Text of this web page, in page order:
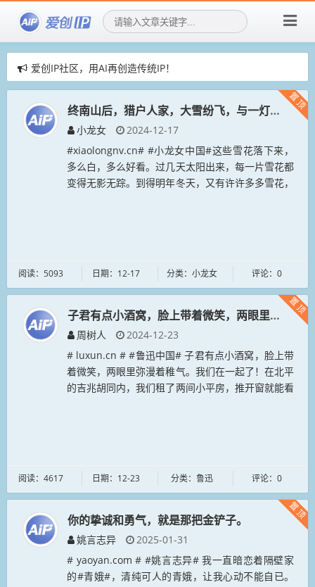
爱创IP社区，用AI再创造传统IP！
爱创IP社区，招募社区新成员！
赞助AIGIP社区公告
终南山后，猎户人家，大雪纷飞，与一灯大师悟禅
小龙女
2024-12-17
#xiaolongnv.cn# #小龙女中国#这些雪花落下来，
多么白，多么好看。过几天太阳出来，每一片雪花都
变得无影无踪。到得明年冬天，又有许许多多雪花，
阅读：5093 日期：12-17 分类：小龙女 评论：0
置顶
子君有点小酒窝，脸上带着微笑，两眼里弥漫着
周树人
2024-12-23
# luxun.cn # #鲁迅中国# 子君有点小酒窝，脸上带
着微笑，两眼里弥漫着稚气。我们在一起了！在北平
的吉兆胡同内，我们租了两间小平房，推开窗就能看
阅读：4617 日期：12-23 分类：鲁迅 评论：0
置顶
你的挚诚和勇气，就是那把金铲子。
姚言志异
2025-01-31
# yaoyan.com # #姚言志异# 我一直暗恋着隔壁家
的#青娥#，清纯可人的青娥，让我心动不能自已。
置顶